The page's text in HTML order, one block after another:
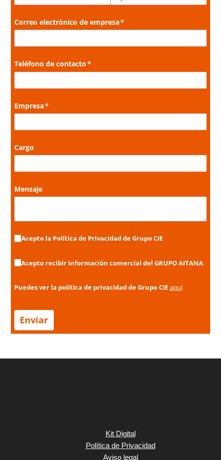
Correo electrónico de empresa*
(necesario)
Teléfono de contacto*
(necesario)
Empresa*
(necesario)
Cargo
Mensaje
Acepto la Política de Privacidad de Grupo CIE
Acepto la Política de Privacidad de Grupo CIE
Acepto recibir información comercial del GRUPO AITANA
Acepto recibir información comercial del GRUPO AITANA
Puedes ver la política de privacidad de Grupo CIEaquí
Enviar
Kit Digital
Política de Privacidad
Aviso legal